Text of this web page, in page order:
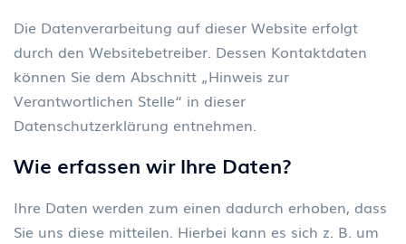
Die Datenverarbeitung auf dieser Website erfolgt
durch den Websitebetreiber. Dessen Kontaktdaten
können Sie dem Abschnitt „Hinweis zur
Verantwortlichen Stelle“ in dieser
Datenschutzerklärung entnehmen.
Wie erfassen wir Ihre Daten?
Ihre Daten werden zum einen dadurch erhoben, dass
Sie uns diese mitteilen. Hierbei kann es sich z. B. um